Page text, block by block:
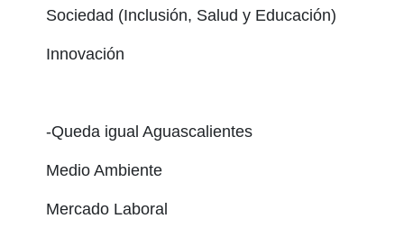
Sociedad (Inclusión, Salud y Educación)
Innovación
-Queda igual Aguascalientes
Medio Ambiente
Mercado Laboral